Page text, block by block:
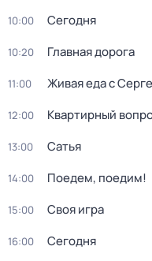
10:00 Сегодня
10:20 Главная дорога
11:00 Живая еда с
12:00 Квартирный
13:00 Сатья
14:00 Поедем, поедим!
15:00 Своя игра
16:00 Сегодня